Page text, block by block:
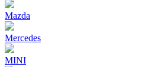
Mazda
Mercedes
MINI